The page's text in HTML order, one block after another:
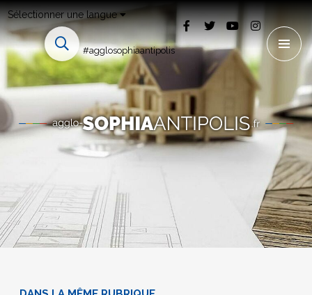
Sélectionner une langue
#agglosophiaantipolis